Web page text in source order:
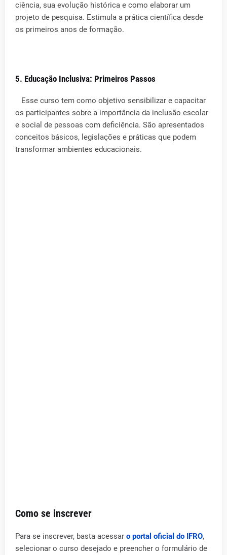
ciência, sua evolução histórica e como elaborar um
projeto de pesquisa. Estimula a prática científica desde
os primeiros anos de formação.
5. Educação Inclusiva: Primeiros Passos
Esse curso tem como objetivo sensibilizar e capacitar
os participantes sobre a importância da inclusão escolar
e social de pessoas com deficiência. São apresentados
conceitos básicos, legislações e práticas que podem
transformar ambientes educacionais.
Como se inscrever
Para se inscrever, basta acessar o portal oficial do IFRO,
selecionar o curso desejado e preencher o formulário de